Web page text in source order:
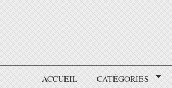
ACCUEIL CATÉGORIES